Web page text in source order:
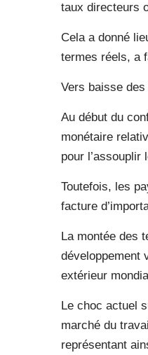
taux directeurs
Cela a donné
termes réels, a
Vers baisse des
Au début du
monétaire
pour l’assouplir
Toutefois, les
facture
La montée des
développement
extérieur
Le choc actuel
marché du
représentant